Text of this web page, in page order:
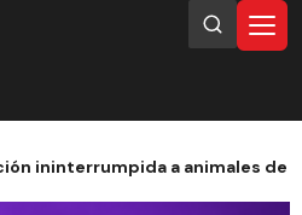
ininterrumpida a animales de